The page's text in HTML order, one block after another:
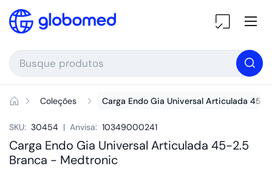
Ir para o conteúdo
Coleções Carga Endo Gia Universal Articulada 45-
SKU: 30454 | Anvisa: 10349000241
Carga Endo Gia Universal Articulada 45-2.5
Branca - Medtronic